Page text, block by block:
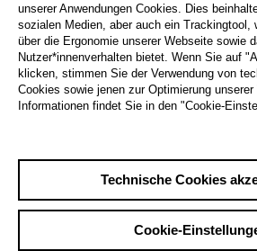
Spielplan
unserer Anwendungen Cookies. Dies
sozialen Medien, aber auch ein Trackingtool,
über die Ergonomie unserer Webseite sowie
Nutzer*innenverhalten bietet. Wenn Sie auf
klicken, stimmen Sie der Verwendung von
Cookies sowie jenen zur Optimierung
Informationen findet Sie in den "Cookie-
Technische Cookies
Cookie-